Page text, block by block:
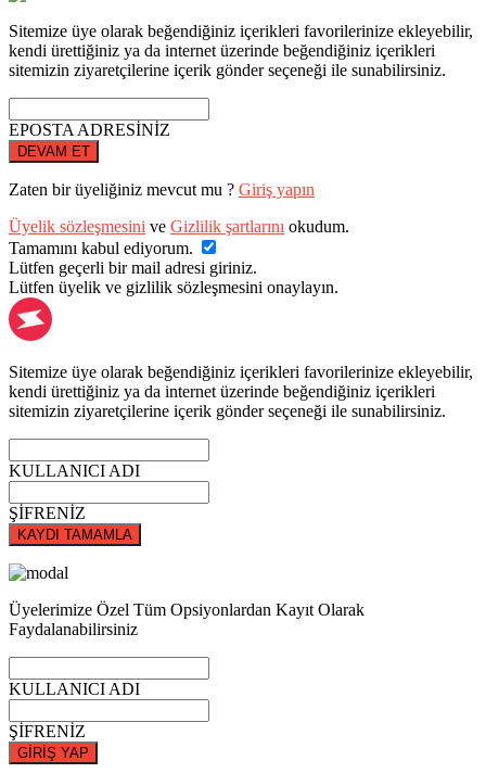
Sitemize üye olarak beğendiğiniz içerikleri favorilerinize ekleyebilir,
kendi ürettiğiniz ya da internet üzerinde beğendiğiniz içerikleri
sitemizin ziyaretçilerine içerik gönder seçeneği ile sunabilirsiniz.
EPOSTA ADRESİNİZ
DEVAM ET
Zaten bir üyeliğiniz mevcut mu ? Giriş yapın
Üyelik sözleşmesini ve Gizlilik şartlarını okudum.
Tamamını kabul ediyorum.
Lütfen geçerli bir mail adresi giriniz.
Lütfen üyelik ve gizlilik sözleşmesini onaylayın.
Sitemize üye olarak beğendiğiniz içerikleri favorilerinize ekleyebilir,
kendi ürettiğiniz ya da internet üzerinde beğendiğiniz içerikleri
sitemizin ziyaretçilerine içerik gönder seçeneği ile sunabilirsiniz.
KULLANICI ADI
ŞİFRENİZ
KAYDI TAMAMLA
Üyelerimize Özel Tüm Opsiyonlardan Kayıt Olarak
Faydalanabilirsiniz
KULLANICI ADI
ŞİFRENİZ
GİRİŞ YAP